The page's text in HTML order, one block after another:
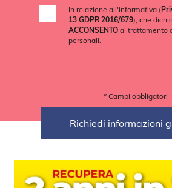
In relazione all'informativa (
13 GDPR 2016/679), che
ACCONSENTO al trattamento
personali.
* Campi obbligatori